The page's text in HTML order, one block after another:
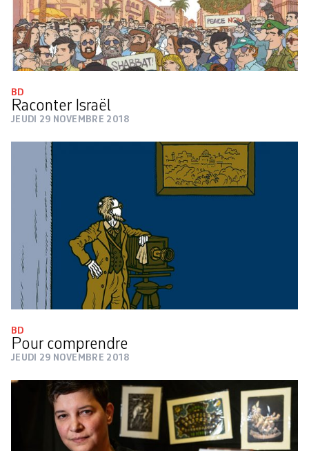
BD
Raconter Israël
JEUDI 29 NOVEMBRE 2018
BD
Pour comprendre
JEUDI 29 NOVEMBRE 2018